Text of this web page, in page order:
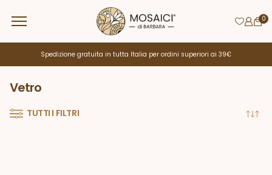
Spedizione gratuita in tutta Italia per ordini superiori ai 39€
Vetro
TUTTI I FILTRI
0